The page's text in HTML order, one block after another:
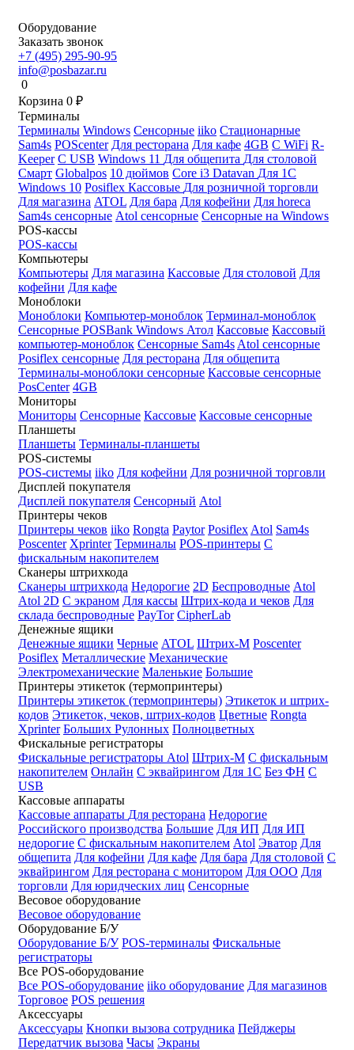
Оборудование
Заказать звонок
+7 (495) 295-90-95
info@posbazar.ru
0
Корзина 0 ₽
Терминалы
Терминалы Windows Сенсорные iiko Стационарные
Sam4s POScenter Для ресторана Для кафе 4GB С WiFi R-
Keeper С USB Windows 11 Для общепита Для столовой
Смарт Globalpos 10 дюймов Core i3 Datavan Для 1С
Windows 10 Posiflex Кассовые Для розничной торговли
Для магазина ATOL Для бара Для кофейни Для horeca
Sam4s сенсорные Atol сенсорные Сенсорные на Windows
POS-кассы
POS-кассы
Компьютеры
Компьютеры Для магазина Кассовые Для столовой Для
кофейни Для кафе
Моноблоки
Моноблоки Компьютер-моноблок Терминал-моноблок
Сенсорные POSBank Windows Атол Кассовые Кассовый
компьютер-моноблок Сенсорные Sam4s Atol сенсорные
Posiflex сенсорные Для ресторана Для общепита
Терминалы-моноблоки сенсорные Кассовые сенсорные
PosCenter 4GB
Мониторы
Мониторы Сенсорные Кассовые Кассовые сенсорные
Планшеты
Планшеты Терминалы-планшеты
POS-системы
POS-системы iiko Для кофейни Для розничной торговли
Дисплей покупателя
Дисплей покупателя Сенсорный Atol
Принтеры чеков
Принтеры чеков iiko Rongta Paytor Posiflex Atol Sam4s
Poscenter Xprinter Терминалы POS-принтеры С
фискальным накопителем
Сканеры штрихкода
Сканеры штрихкода Недорогие 2D Беспроводные Atol
Atol 2D С экраном Для кассы Штрих-кода и чеков Для
склада беспроводные PayTor CipherLab
Денежные ящики
Денежные ящики Черные ATOL Штрих-М Poscenter
Posiflex Металлические Механические
Электромеханические Маленькие Большие
Принтеры этикеток (термопринтеры)
Принтеры этикеток (термопринтеры) Этикеток и штрих-
кодов Этикеток, чеков, штрих-кодов Цветные Rongta
Xprinter Больших Рулонных Полноцветных
Фискальные регистраторы
Фискальные регистраторы Atol Штрих-М С фискальным
накопителем Онлайн С эквайрингом Для 1С Без ФН С
USB
Кассовые аппараты
Кассовые аппараты Для ресторана Недорогие
Российского производства Большие Для ИП Для ИП
недорогие С фискальным накопителем Atol Эватор Для
общепита Для кофейни Для кафе Для бара Для столовой С
эквайрингом Для ресторана с монитором Для ООО Для
торговли Для юридческих лиц Сенсорные
Весовое оборудование
Весовое оборудование
Оборудование Б/У
Оборудование Б/У POS-терминалы Фискальные
регистраторы
Все POS-оборудование
Все POS-оборудование iiko оборудование Для магазинов
Торговое POS решения
Аксессуары
Аксессуары Кнопки вызова сотрудника Пейджеры
Передатчик вызова Часы Экраны